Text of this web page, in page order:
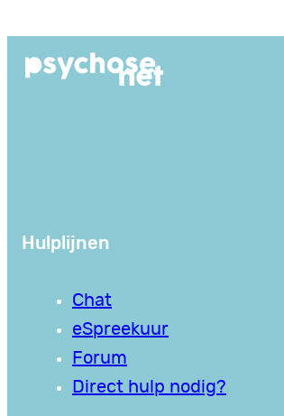
de
Hulplijnen
Chat
eSpreekuur
Forum
Direct hulp nodig?